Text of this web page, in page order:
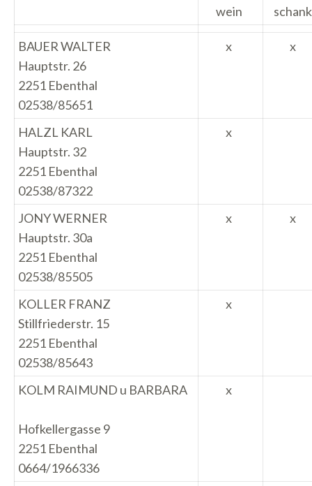
wein
schank
BAUER WALTER
Hauptstr. 26
2251 Ebenthal
02538/85651
x x
HALZL KARL
Hauptstr. 32
2251 Ebenthal
02538/87322
x
JONY WERNER
Hauptstr. 30a
2251 Ebenthal
02538/85505
x x
KOLLER FRANZ
Stillfriederstr. 15
2251 Ebenthal
02538/85643
x
KOLM RAIMUND u BARBARA
Hofkellergasse 9
2251 Ebenthal
0664/1966336
x